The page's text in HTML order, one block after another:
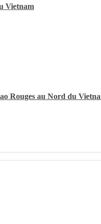
Vietnam
Rouges au Nord du